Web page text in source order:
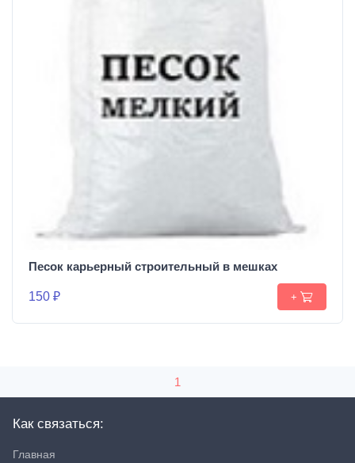
Песок карьерный строительный в мешках
150 ₽ +
1
Как связаться:
Главная